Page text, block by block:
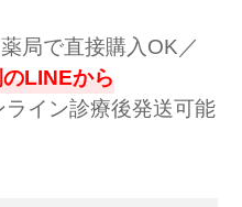
局で直接購入OK／
LINEから
イン診療後発送可能